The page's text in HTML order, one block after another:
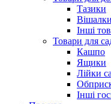
Тазики
Інші
Товари для
Кашпо
Ящики
Лійки
Інші